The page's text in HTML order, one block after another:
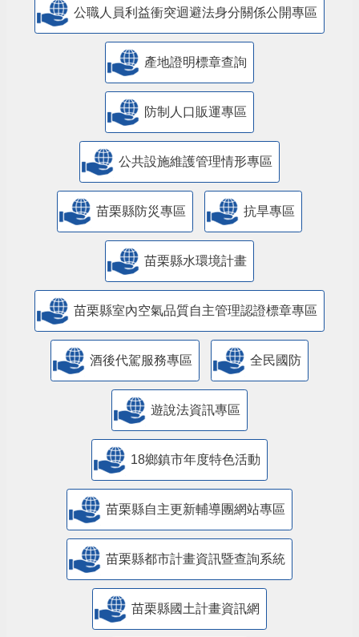
公職人員利益衝突迴避法身分關係公開專區
產地證明標章查詢
防制人口販運專區
​公共設施維護管理情形專區
苗栗縣防災專區 抗旱專區
苗栗縣水環境計畫
苗栗縣室內空氣品質自主管理認證標章專區
酒後代駕服務專區 全民國防
遊說法資訊專區
18鄉鎮市年度特色活動
苗栗縣自主更新輔導團網站專區
苗栗縣都市計畫資訊暨查詢系統
苗栗縣國土計畫資訊網